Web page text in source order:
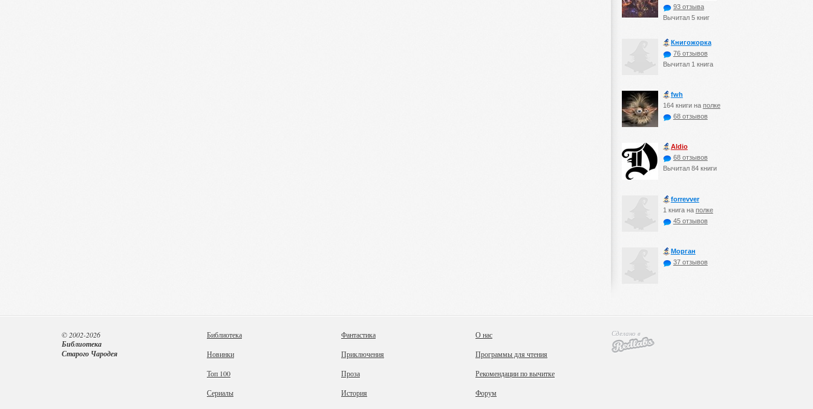
93 отзыва
Вычитал 5 книг
Книгожорка
76 отзывов
Вычитал 1 книга
fwh
164 книги на полке
68 отзывов
Aldio
68 отзывов
Вычитал 84 книги
forrevver
1 книга на полке
45 отзывов
Морган
37 отзывов
Библиотека
Новинки
Топ 100
Сериалы
Фантастика
Приключения
Проза
История
О нас
Программы для чтения
Рекомендации по вычитке
Форум
© 2002-2026
Библиотека
Старого Чародея
Сделано в